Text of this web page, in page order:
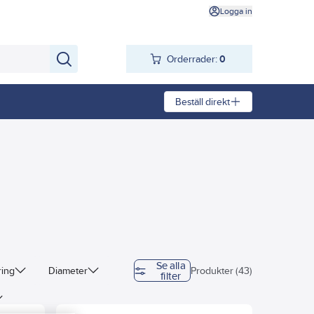
Logga in
Orderrader: 0
Beställ direkt
Diameter
Se alla
filter
Produkter (43)